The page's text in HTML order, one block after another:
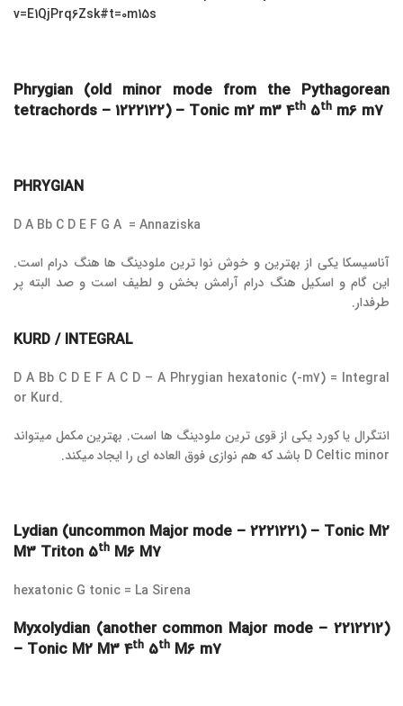
v=E1QjPrq6Zsk#t=0m15s
Phrygian (old minor mode from the Pythagorean
tetrachords – 1222122) – Tonic m2 m3 4th 5th m6 m7
PHRYGIAN
D A Bb C D E F G A = Annaziska
آناسیسکا یکی از بهترین و خوش نوا ترین ملودینگ ها هنگ درام است.
این گام و اسکیل هنگ درام آرامش بخش و لطیف است و صد البته پر
طرفدار.
KURD / INTEGRAL
D A Bb C D E F A C D – A Phrygian hexatonic (-m7) = Integral
or Kurd.
انتگرال یا کورد یکی از قوی ترین ملودینگ ها است. بهترین مکمل میتواند
D Celtic minor باشد که هم نوازی فوق العاده ای را ایجاد میکند.
Lydian (uncommon Major mode – 2221221) – Tonic M2
M3 Triton 5th M6 M7
hexatonic G tonic = La Sirena
Myxolydian (another common Major mode – 2212212)
– Tonic M2 M3 4th 5th M6 m7